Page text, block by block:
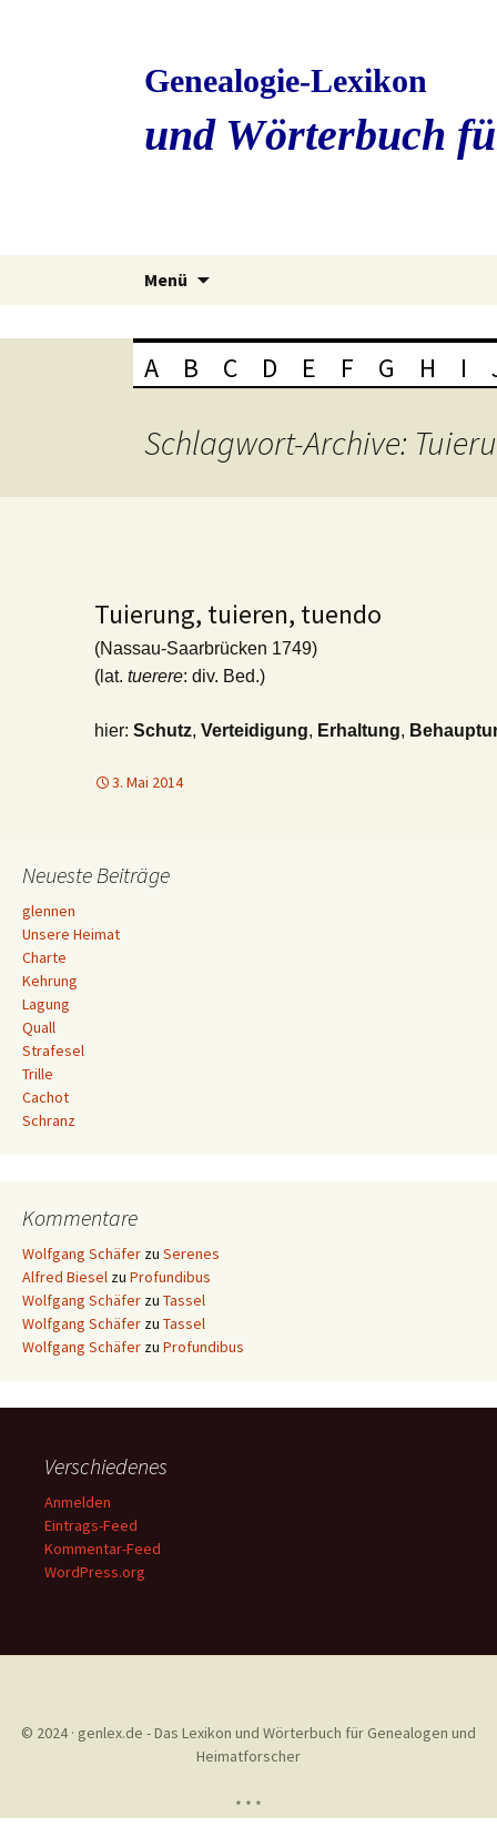
Genealogie-Lexikon
und Wörterbuch
Menü
A B C D E F G H I
Schlagwort-Archive:
Tuierung, tuieren, tuendo
(Nassau-Saarbrücken 1749)
(lat. tuerere: div. Bed.)
hier: Schutz, Verteidigung, Erhaltung,
3. Mai 2014
Neueste Beiträge
glennen
Unsere Heimat
Charte
Kehrung
Lagung
Quall
Strafesel
Trille
Cachot
Schranz
Kommentare
Wolfgang Schäfer zu Serenes
Alfred Biesel zu Profundibus
Wolfgang Schäfer zu Tassel
Wolfgang Schäfer zu Tassel
Wolfgang Schäfer zu Profundibus
Verschiedenes
Anmelden
Eintrags-Feed
Kommentar-Feed
WordPress.org
© 2024 · genlex.de - Das Lexikon und Wörterbuch für Genealogen und
Heimatforscher
* * *